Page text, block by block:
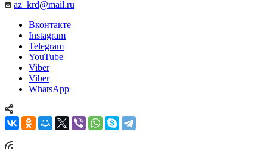
az_krd@mail.ru
Вконтакте
Instagram
Telegram
YouTube
Viber
Viber
WhatsApp